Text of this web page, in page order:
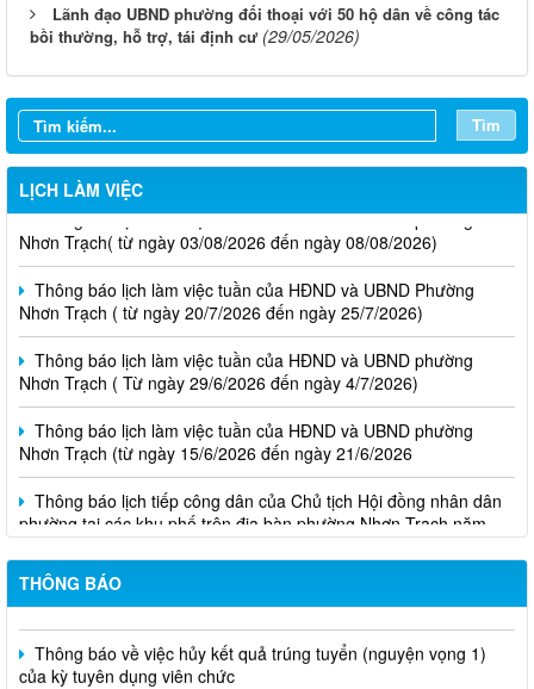
Lãnh đạo UBND phường đối thoại với 50 hộ dân về công tác
bồi thường, hỗ trợ, tái định cư (29/05/2026)
Tìm
LỊCH LÀM VIỆC
Thông báo lịch làm việc tuần của HĐND và UBND phường
Nhơn Trạch( từ ngày 03/08/2026 đến ngày 08/08/2026)
Thông báo lịch làm việc tuần của HĐND và UBND Phường
Nhơn Trạch ( từ ngày 20/7/2026 đến ngày 25/7/2026)
Thông báo lịch làm việc tuần của HĐND và UBND phường
Nhơn Trạch ( Từ ngày 29/6/2026 đến ngày 4/7/2026)
Thông báo lịch làm việc tuần của HĐND và UBND phường
Nhơn Trạch (từ ngày 15/6/2026 đến ngày 21/6/2026
Thông báo lịch tiếp công dân của Chủ tịch Hội đồng nhân dân
phường tại các khu phố trên địa bàn phường Nhơn Trạch năm
2026
THÔNG BÁO
Niêm yết phương án bồi thường, hỗ trợ, tái định cư
Thông báo về việc hủy kết quả trúng tuyển (nguyện vọng 1)
của kỳ tuyên dụng viên chức